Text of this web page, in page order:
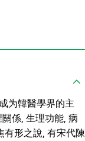
为韓醫學界的主
關係, 生理功能, 病
有形之說, 有宋代陳